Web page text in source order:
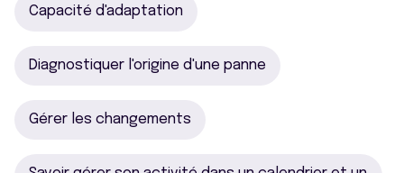
Capacité d'adaptation
Diagnostiquer l'origine d'une panne
Gérer les changements